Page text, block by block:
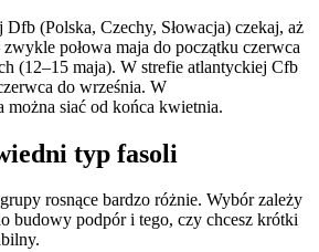
(Polska, Czechy, Słowacja) czekaj, aż
połowa maja do początku czerwca
(12–15 maja). W strefie atlantyckiej Cfb
do września. W
można siać od końca kwietnia.
typ fasoli
rosnące bardzo różnie. Wybór zależy
budowy podpór i tego, czy chcesz krótki